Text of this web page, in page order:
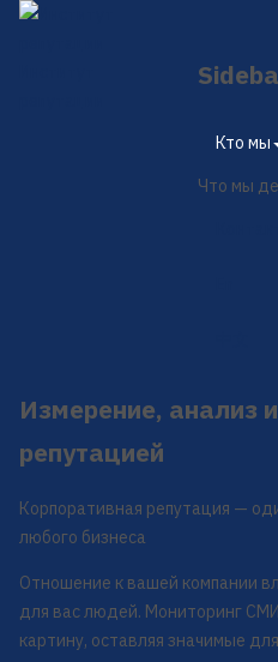
Кто мы
Что мы
Измерение, анализ
репутацией
Корпоративная репутация —
любого бизнеса
Отношение к вашей компании
для вас людей. Мониторинг
картину, оставляя значимые